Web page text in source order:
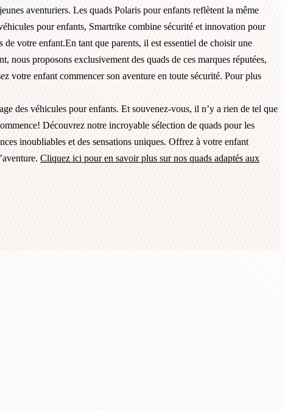
aventuriers. Les quads Polaris pour enfants reflètent la même
pour enfants, Smartrike combine sécurité et innovation pour
votre enfant.En tant que parents, il est essentiel de choisir une
proposons exclusivement des quads de ces marques réputées,
votre enfant commencer son aventure en toute sécurité. Pour plus
des véhicules pour enfants. Et souvenez-vous, il n’y a rien de tel que
Découvrez notre incroyable sélection de quads pour les
inoubliables et des sensations uniques. Offrez à votre enfant
Cliquez ici pour en savoir plus sur nos quads adaptés aux